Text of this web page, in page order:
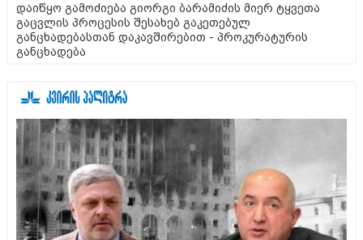
დაიწყო გამოძიება გიორგი ბარამიძის მიერ ტყვეთა
გაცვლის პროცესის შესახებ გაკეთებულ
განცხადებასთან დაკავშირებით - პროკურატურის
განცხადება